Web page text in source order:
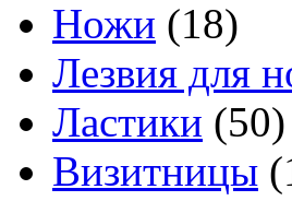
Ножи (18)
Лезвия для
Ластики (50)
Визитницы